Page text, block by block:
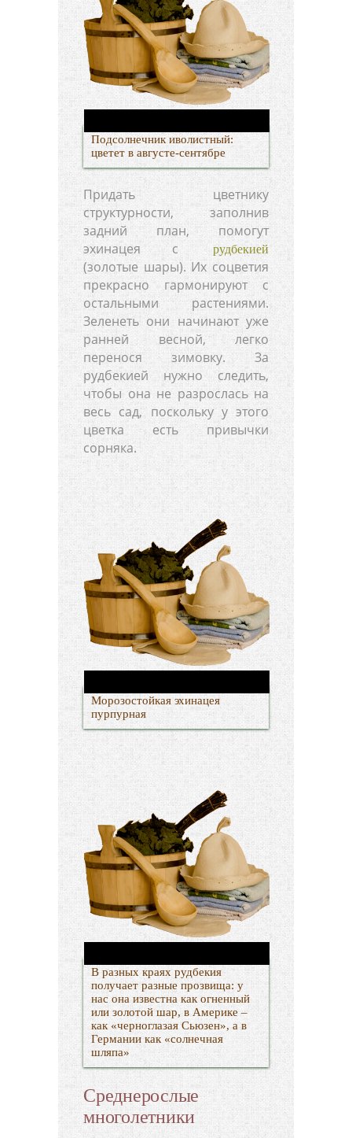
Подсолнечник иволистный:
цветет в августе-сентябре
Придать цветнику
структурности, заполнив
задний план, помогут
эхинацея с
рудбекией
(золотые шары). Их соцветия
прекрасно гармонируют с
остальными растениями.
Зеленеть они начинают уже
ранней весной, легко
перенося зимовку. За
рудбекией нужно следить,
чтобы она не разрослась на
весь сад, поскольку у этого
цветка есть привычки
сорняка.
Морозостойкая эхинацея
пурпурная
В разных краях рудбекия
получает разные прозвища: у
нас она известна как огненный
или золотой шар, в Америке –
как «черноглазая Сьюзен», а в
Германии как «солнечная
шляпа»
Среднерослые
многолетники